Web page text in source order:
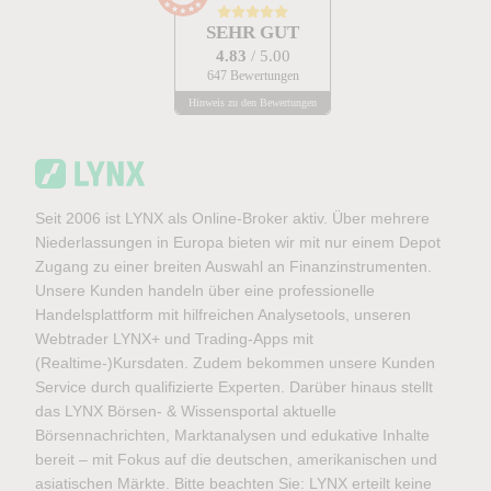
SEHR GUT
4.83 / 5.00
647 Bewertungen
Hinweis zu den Bewertungen
Seit 2006 ist LYNX als Online-Broker aktiv. Über mehrere
Niederlassungen in Europa bieten wir mit nur einem Depot
Zugang zu einer breiten Auswahl an Finanzinstrumenten.
Unsere Kunden handeln über eine professionelle
Handelsplattform mit hilfreichen Analysetools, unseren
Webtrader LYNX+ und Trading-Apps mit
(Realtime-)Kursdaten. Zudem bekommen unsere Kunden
Service durch qualifizierte Experten. Darüber hinaus stellt
das LYNX Börsen- & Wissensportal aktuelle
Börsennachrichten, Marktanalysen und edukative Inhalte
bereit – mit Fokus auf die deutschen, amerikanischen und
asiatischen Märkte. Bitte beachten Sie: LYNX erteilt keine